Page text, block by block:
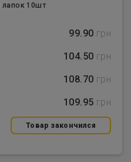
лапок 10шт
99.90 грн
104.50 грн
108.70 грн
109.95 грн
Товар закончился